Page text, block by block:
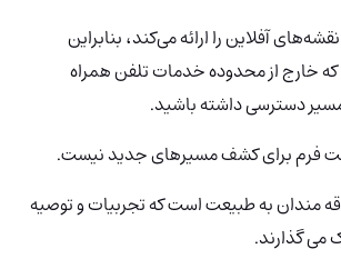
آفلاین را ارائه می‌کند، بنابراین
که خارج از محدوده خدمات تلفن همراه
دسترسی داشته باشید.
مندان به طبیعت است که تجربیات و توصیه
می گذارند.